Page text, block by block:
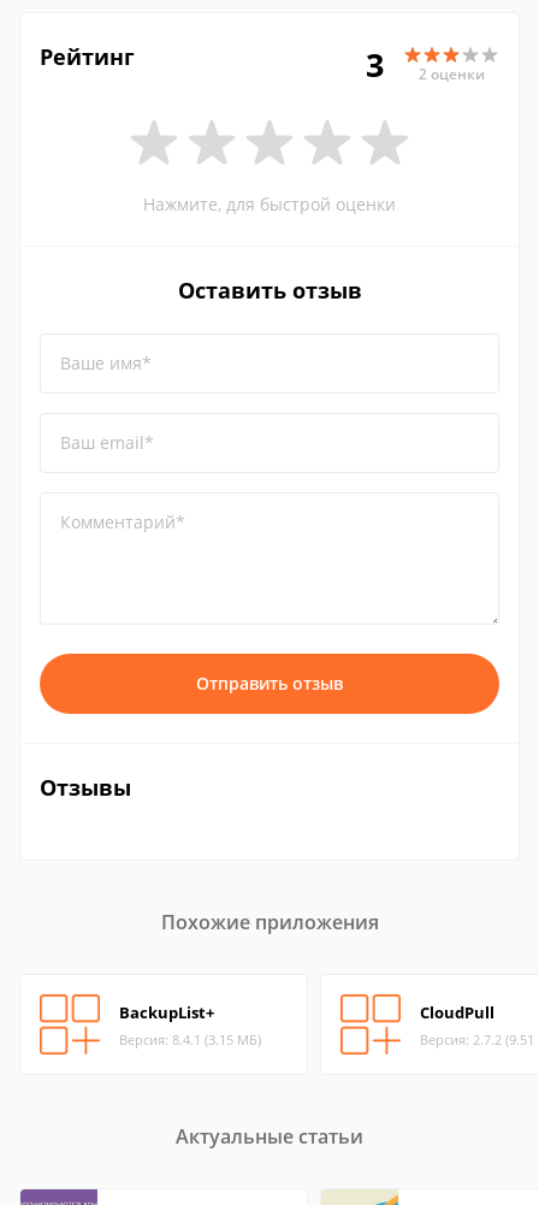
Рейтинг 3 2 оценки
Нажмите, для быстрой оценки
Оставить отзыв
Ваше имя*
Ваш email*
Комментарий*
Отправить отзыв
Отзывы
Похожие приложения
BackupList+
Версия: 8.4.1 (3.15 МБ)
CloudPull
Версия: 2.7.2
Актуальные статьи